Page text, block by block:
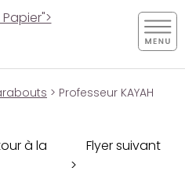
> Professeur KAYAH
à la
Flyer suivant
>